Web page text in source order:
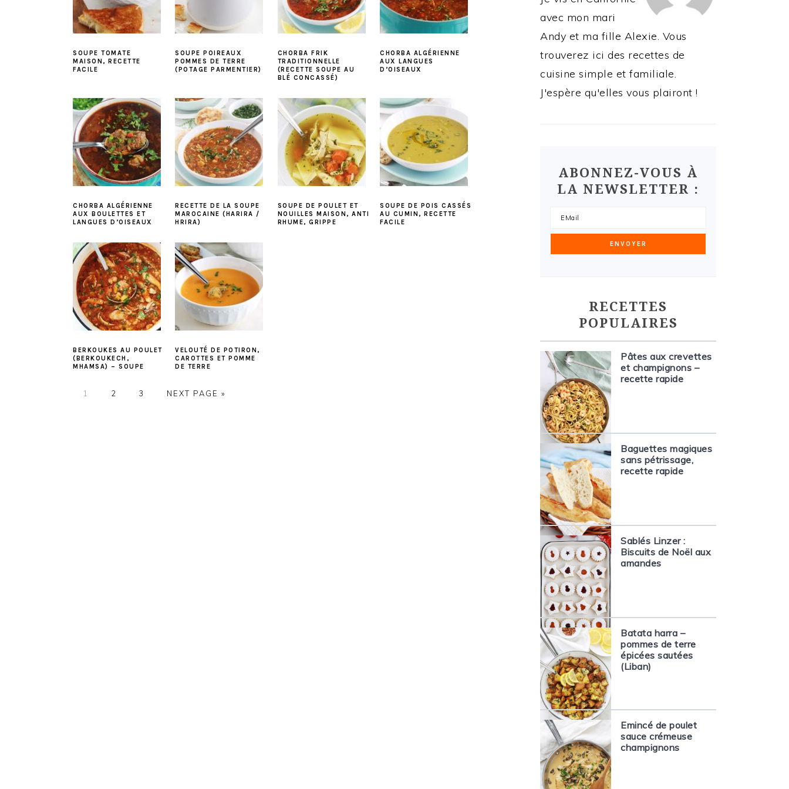
SOUPE TOMATE
MAISON, RECETTE
FACILE
SOUPE POIREAUX
POMMES DE TERRE
(POTAGE PARMENTIER)
CHORBA FRIK
TRADITIONNELLE
(RECETTE SOUPE AU
BLÉ CONCASSÉ)
CHORBA ALGÉRIENNE
AUX LANGUES
D’OISEAUX
CHORBA ALGÉRIENNE
AUX BOULETTES ET
LANGUES D’OISEAUX
RECETTE DE LA SOUPE
MAROCAINE (HARIRA /
HRIRA)
SOUPE DE POULET ET
NOUILLES MAISON, ANTI
RHUME, GRIPPE
SOUPE DE POIS CASSÉS
AU CUMIN, RECETTE
FACILE
BERKOUKES AU POULET
(BERKOUKECH,
MHAMSA) – SOUPE
VELOUTÉ DE POTIRON,
CAROTTES ET POMME
DE TERRE
PAGE
1 PAGE
2 PAGE
3 NEXT PAGE »
avec mon mari
Andy et ma fille Alexie. Vous
trouverez ici des recettes de
cuisine simple et familiale.
J'espère qu'elles vous plairont !
ABONNEZ-VOUS À
LA NEWSLETTER :
RECETTES
POPULAIRES
Pâtes aux crevettes
et champignons –
recette rapide
Baguettes magiques
sans pétrissage,
recette rapide
Sablés Linzer :
Biscuits de Noël aux
amandes
Batata harra –
pommes de terre
épicées sautées
(Liban)
Emincé de poulet
sauce crémeuse
champignons